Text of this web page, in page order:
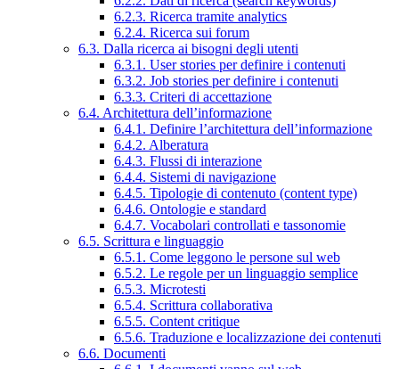
6.2.3. Ricerca tramite analytics
6.2.4. Ricerca sui forum
6.3. Dalla ricerca ai bisogni degli utenti
6.3.1. User stories per definire i contenuti
6.3.2. Job stories per definire i contenuti
6.3.3. Criteri di accettazione
6.4. Architettura dell’informazione
6.4.1. Definire l’architettura dell’informazione
6.4.2. Alberatura
6.4.3. Flussi di interazione
6.4.4. Sistemi di navigazione
6.4.5. Tipologie di contenuto (content type)
6.4.6. Ontologie e standard
6.4.7. Vocabolari controllati e tassonomie
6.5. Scrittura e linguaggio
6.5.1. Come leggono le persone sul web
6.5.2. Le regole per un linguaggio semplice
6.5.3. Microtesti
6.5.4. Scrittura collaborativa
6.5.5. Content critique
6.5.6. Traduzione e localizzazione dei contenuti
6.6. Documenti